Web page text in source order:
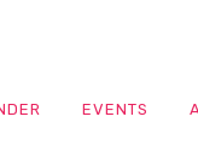
EVENTS